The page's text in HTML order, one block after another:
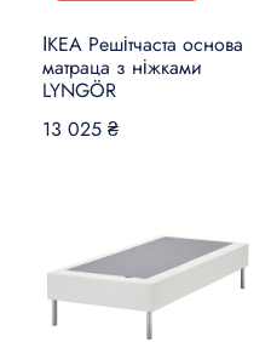
ІКЕА Решітчаста основа
матраца з ніжками
LYNGÖR
13 025 ₴